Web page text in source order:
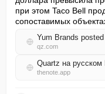
при этом Taco Bell
сопоставимых
qz.com
Quartz на русском
thenote.app